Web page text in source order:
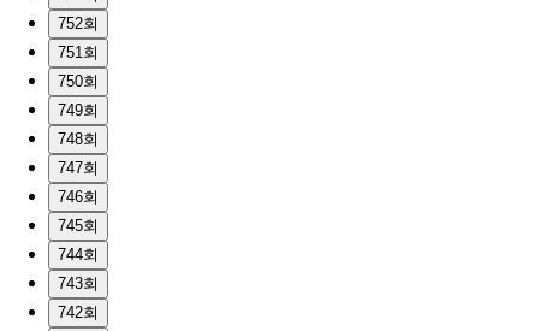
752회
751회
750회
749회
748회
747회
746회
745회
744회
743회
742회